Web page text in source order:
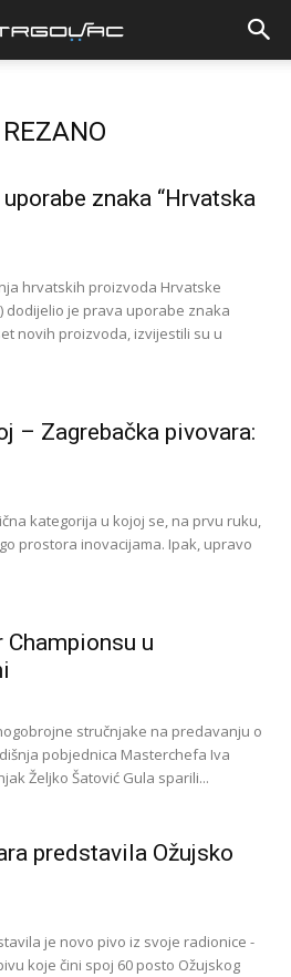
znaka “Hrvatska
hrvatskih proizvoda Hrvatske
dodijelio je prava uporabe znaka
novih proizvoda, izvijestili su u
– Zagrebačka pivovara:
kategorija u kojoj se, na prvu ruku,
prostora inovacijama. Ipak, upravo
Championsu u
stručnjake na predavanju o
pobjednica Masterchefa Iva
Željko Šatović Gula sparili...
predstavila Ožujsko
je novo pivo iz svoje radionice -
koje čini spoj 60 posto Ožujskog